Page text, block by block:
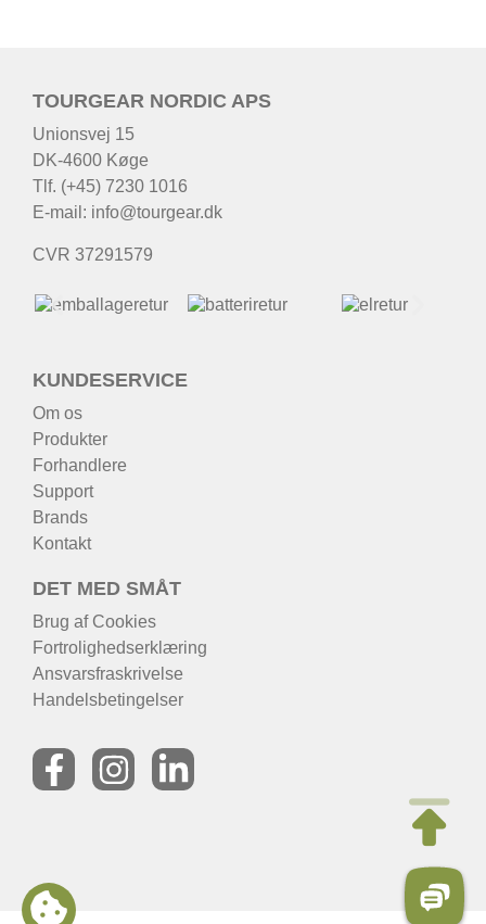
TOURGEAR NORDIC APS
Unionsvej 15
DK-4600 Køge
Tlf. (+45) 7230 1016
E-mail: info@tourgear.dk
CVR 37291579
KUNDESERVICE
Om os
Produkter
Forhandlere
Support
Brands
Kontakt
DET MED SMÅT
Brug af Cookies
Fortrolighedserklæring
Ansvarsfraskrivelse
Handelsbetingelser